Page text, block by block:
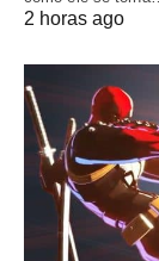
2 horas ago